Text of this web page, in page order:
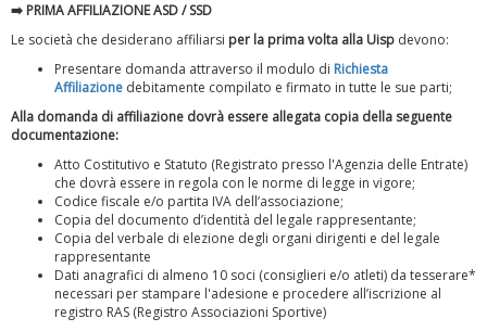
Luglio 2026: "Pensando con i piedi, si possono fare le
rivoluzioni"
➡️ PRIMA AFFILIAZIONE ASD / SSD
Le società che desiderano affiliarsi per la prima volta alla Uisp devono:
Presentare domanda attraverso il modulo di Richiesta
Affiliazione debitamente compilato e firmato in tutte le sue parti;
Alla domanda di affiliazione dovrà essere allegata copia della seguente
documentazione:
Atto Costitutivo e Statuto (Registrato presso l'Agenzia delle Entrate)
che dovrà essere in regola con le norme di legge in vigore;
Codice fiscale e/o partita IVA dell’associazione;
Copia del documento d’identità del legale rappresentante;
Copia del verbale di elezione degli organi dirigenti e del legale
rappresentante
Dati anagrafici di almeno 10 soci (consiglieri e/o atleti) da tesserare*
necessari per stampare l'adesione e procedere all’iscrizione al
registro RAS (Registro Associazioni Sportive)